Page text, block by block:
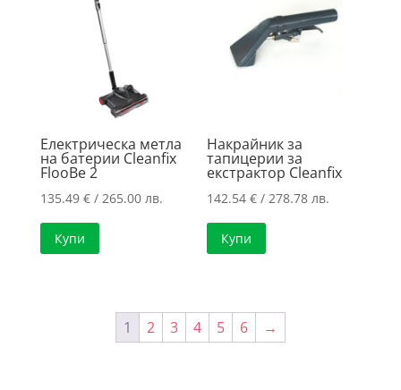
Електрическа метла
на батерии Cleanfix
FlooBe 2
135.49 €/ 265.00 лв.
Купи
Накрайник за
тапицерии за
екстрактор Cleanfix
142.54€ / 278.78 лв.
Купи
1 2 3 4 5 6 →